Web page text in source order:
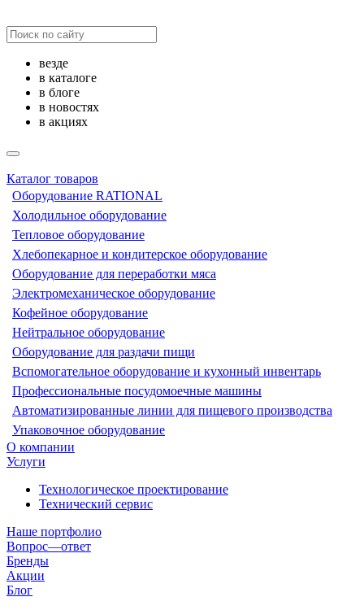
везде
в каталоге
в блоге
в новостях
в акциях
Каталог товаров
Оборудование RATIONAL
Холодильное оборудование
Тепловое оборудование
Хлебопекарное и кондитерское оборудование
Оборудование для переработки мяса
Электромеханическое оборудование
Кофейное оборудование
Нейтральное оборудование
Оборудование для раздачи пищи
Вспомогательное оборудование и кухонный инвентарь
Профессиональные посудомоечные машины
Автоматизированные линии для пищевого производства
Упаковочное оборудование
О компании
Услуги
Технологическое проектирование
Технический сервис
Наше портфолио
Вопрос—ответ
Бренды
Акции
Блог